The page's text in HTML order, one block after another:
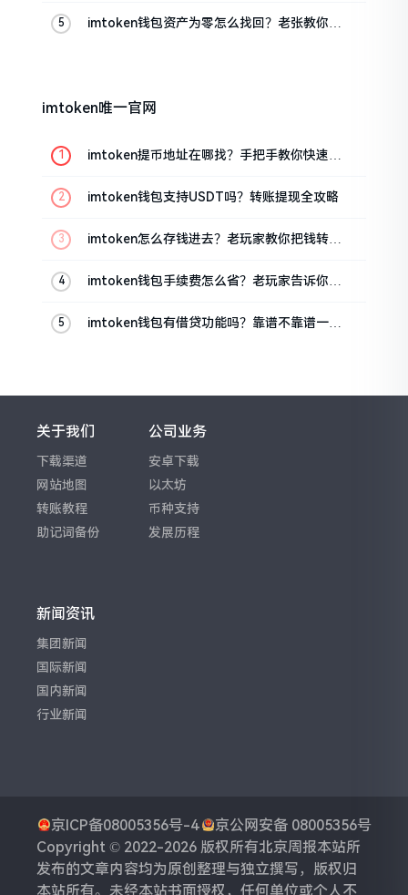
imtoken钱包资产为零怎么找回？老张教你几
imtoken唯一官网
imtoken提币地址在哪找？手把手教你快速查
imtoken钱包支持USDT吗？转账提现全攻略
imtoken怎么存钱进去？老玩家教你把钱转进
imtoken钱包手续费怎么省？老玩家告诉你几
imtoken钱包有借贷功能吗？靠谱不靠谱一文
关于我们
下载渠道
网站地图
转账教程
助记词备份
公司业务
安卓下载
以太坊
币种支持
发展历程
新闻资讯
集团新闻
国际新闻
国内新闻
行业新闻
京ICP备08005356号-4
京公网安备 08005356号
Copyright © 2022-2026 版权所有北京周报本站所
发布的文章内容均为原创整理与独立撰写，版权归
本站所有。未经本站书面授权，任何单位或个人不